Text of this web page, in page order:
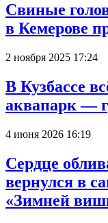
Свиные
в Кемерове
2 ноября 2025 17:24
В Кузбассе
аквапарк —
4 июня 2026 16:19
Сердце
вернулся в
«Зимней